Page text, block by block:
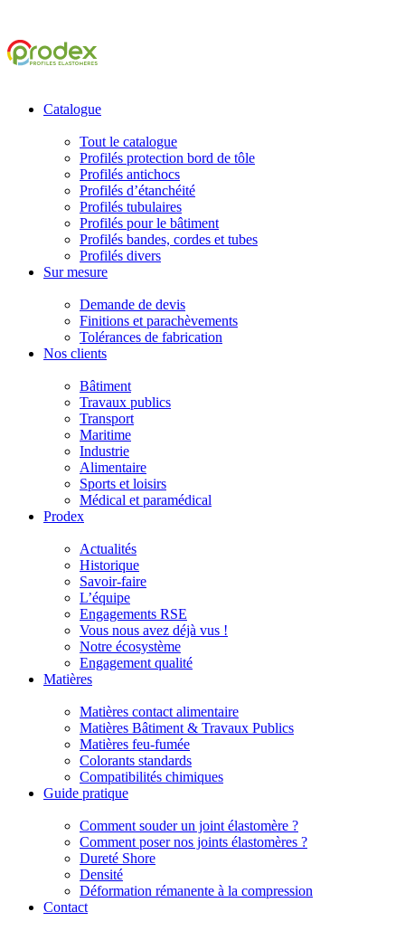
Catalogue
Tout le catalogue
Profilés protection bord de tôle
Profilés antichocs
Profilés d’étanchéité
Profilés tubulaires
Profilés pour le bâtiment
Profilés bandes, cordes et tubes
Profilés divers
Sur mesure
Demande de devis
Finitions et parachèvements
Tolérances de fabrication
Nos clients
Bâtiment
Travaux publics
Transport
Maritime
Industrie
Alimentaire
Sports et loisirs
Médical et paramédical
Prodex
Actualités
Historique
Savoir-faire
L’équipe
Engagements RSE
Vous nous avez déjà vus !
Notre écosystème
Engagement qualité
Matières
Matières contact alimentaire
Matières Bâtiment & Travaux Publics
Matières feu-fumée
Colorants standards
Compatibilités chimiques
Guide pratique
Comment souder un joint élastomère ?
Comment poser nos joints élastomères ?
Dureté Shore
Densité
Déformation rémanente à la compression
Contact